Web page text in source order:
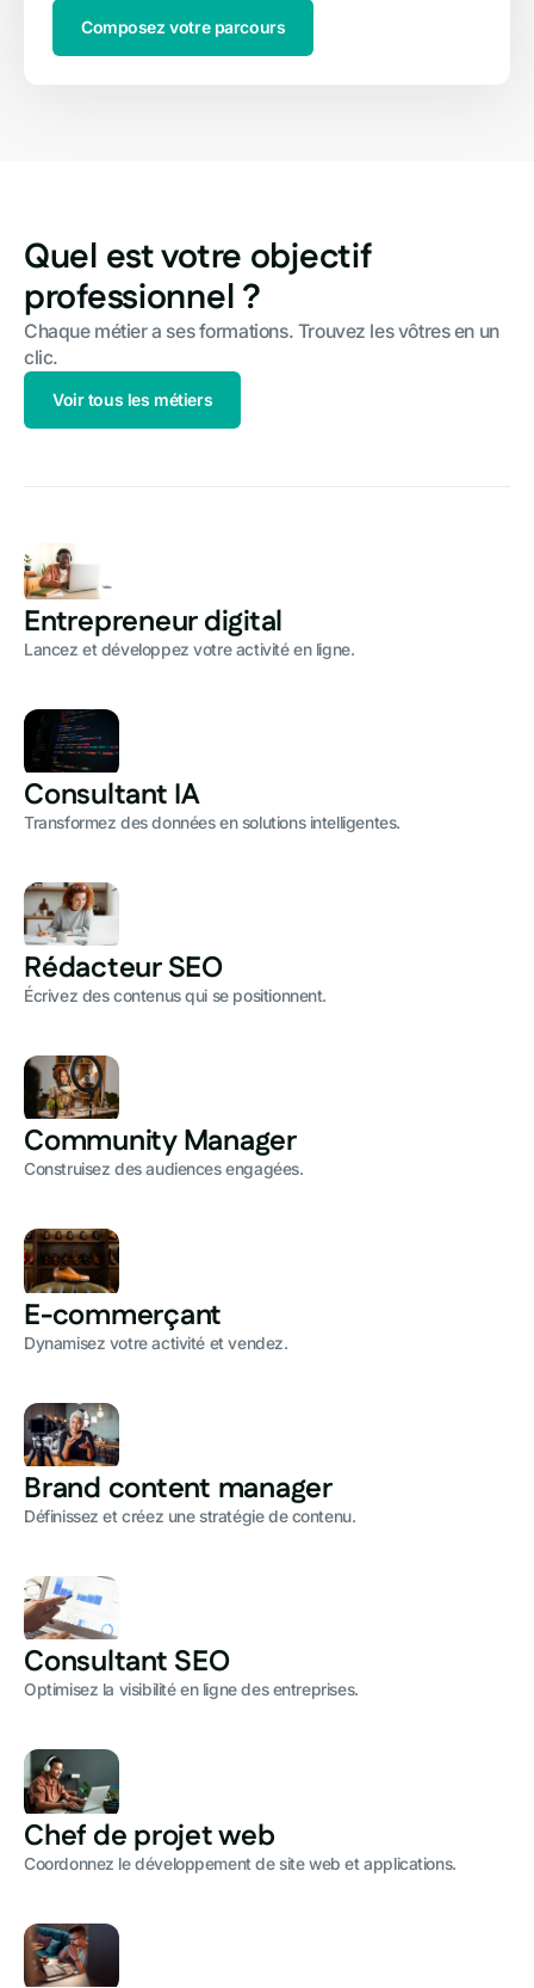
Composez votre parcours
Quel est votre objectif
professionnel ?
Chaque métier a ses formations. Trouvez les vôtres en un
clic.
Voir tous les métiers
Entrepreneur digital
Lancez et développez votre activité en ligne.
Consultant IA
Transformez des données en solutions intelligentes.
Rédacteur SEO
Écrivez des contenus qui se positionnent.
Community Manager
Construisez des audiences engagées.
E-commerçant
Dynamisez votre activité et vendez.
Brand content manager
Définissez et créez une stratégie de contenu.
Consultant SEO
Optimisez la visibilité en ligne des entreprises.
Chef de projet web
Coordonnez le développement de site web et applications.